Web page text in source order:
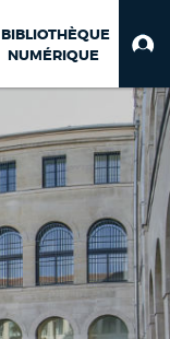
BIBLIOTHÈQUE
NUMÉRIQUE